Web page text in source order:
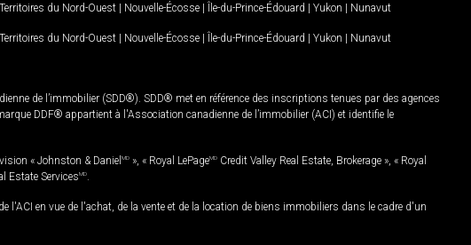
Territoires du Nord-Ouest | Nouvelle-Écosse | Île-du-Prince-Édouard | Yukon | Nunavut
Territoires du Nord-Ouest | Nouvelle-Écosse | Île-du-Prince-Édouard | Yukon | Nunavut
de l’immobilier (SDD®). SDD® met en référence des inscriptions tenues par des agences
DDF® appartient à l'Association canadienne de l’immobilier (ACI) et identifie le
« Johnston & Daniel MD », « Royal LePageMD Credit Valley Real Estate, Brokerage », « Royal
Estate ServicesMD
en vue de l'achat, de la vente et de la location de biens immobiliers dans le cadre d'un